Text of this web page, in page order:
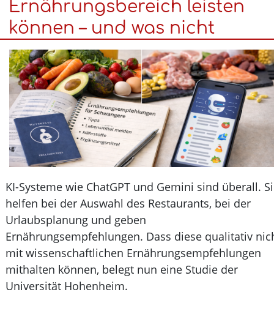
Apfelsorten
bald
im
Handel
Ernährungsbereich leisten
können – und was nicht
KI-Systeme wie ChatGPT und Gemini sind überall.
helfen bei der Auswahl des Restaurants, bei der
Urlaubsplanung und geben
Ernährungsempfehlungen. Dass diese qualitativ
mit wissenschaftlichen Ernährungsempfehlungen
mithalten können, belegt nun eine Studie der
Universität Hohenheim.